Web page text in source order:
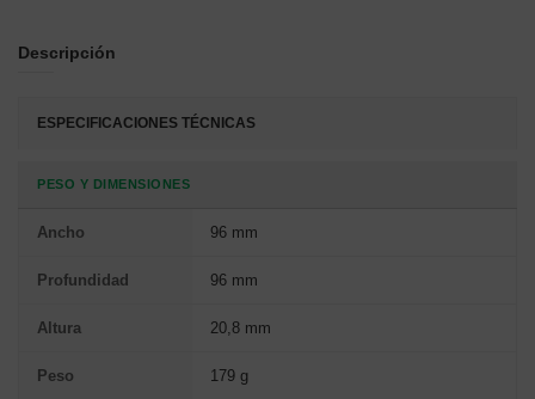
Descripción
ESPECIFICACIONES TÉCNICAS
PESO Y DIMENSIONES
Ancho 96 mm
Profundidad 96 mm
Altura 20,8 mm
Peso 179 g